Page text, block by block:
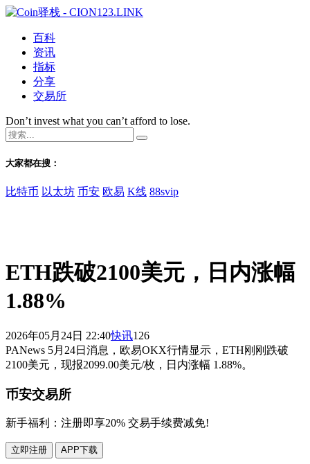
百科
资讯
指标
分享
交易所
Don’t invest what you can’t afford to lose.
大家都在搜：
比特币 以太坊 币安 欧易 K线 88svip
ETH跌破2100美元，日内涨幅
1.88%
2026年05月24日 22:40快讯126
PANews 5月24日消息，欧易OKX行情显示，ETH刚刚跌破
2100美元，现报2099.00美元/枚，日内涨幅 1.88%。
币安交易所
新手福利： 注册即享20% 交易手续费减免!
立即注册 APP下载